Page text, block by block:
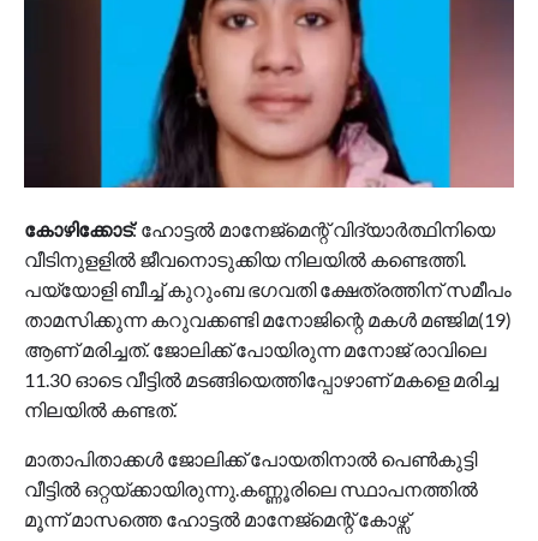
കോഴിക്കോട്: ഹോട്ടല്‍ മാനേജ്മെന്റ് വിദ്യാര്‍ത്ഥിനിയെ
വീടിനുളളില്‍ ജീവനൊടുക്കിയ നിലയില്‍ കണ്ടെത്തി.
പയ്യോളി ബീച്ച് കുറുംബ ഭഗവതി ക്ഷേത്രത്തിന് സമീപം
താമസിക്കുന്ന കറുവക്കണ്ടി മനോജിന്റെ മകള്‍ മഞ്ജിമ(19)
ആണ് മരിച്ചത്. ജോലിക്ക് പോയിരുന്ന മനോജ് രാവിലെ
11.30 ഓടെ വീട്ടില്‍ മടങ്ങിയെത്തിപ്പോഴാണ് മകളെ മരിച്ച
നിലയില്‍ കണ്ടത്.
മാതാപിതാക്കള്‍ ജോലിക്ക് പോയതിനാല്‍ പെണ്‍കുട്ടി
വീട്ടില്‍ ഒറ്റയ്‌ക്കായിരുന്നു.കണ്ണൂരിലെ സ്ഥാപനത്തില്‍
മൂന്ന് മാസത്തെ ഹോട്ടല്‍ മാനേജ്മെന്റ് കോഴ്സ്